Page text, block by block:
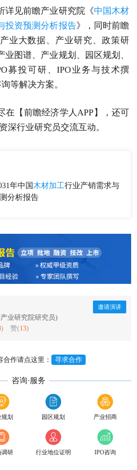
详见前瞻产业研究院《中国木材
投资预测分析报告》，同时前瞻
业大数据、产业研究、政策研
业图谱、产业规划、园区规划、
募投可研、IPO业务与技术撰
等解决方案。
在【前瞻经济学人APP】，还可
深行业研究员交流互动。
年中国 木材加工行业产销需求与
分析报告
业研究院研究员)
) 赞(13)
邀请演讲
合作请点这里： 寻求合作
咨询·服务
规划 园区规划 产业招商
调研 行业地位证明 IPO咨询